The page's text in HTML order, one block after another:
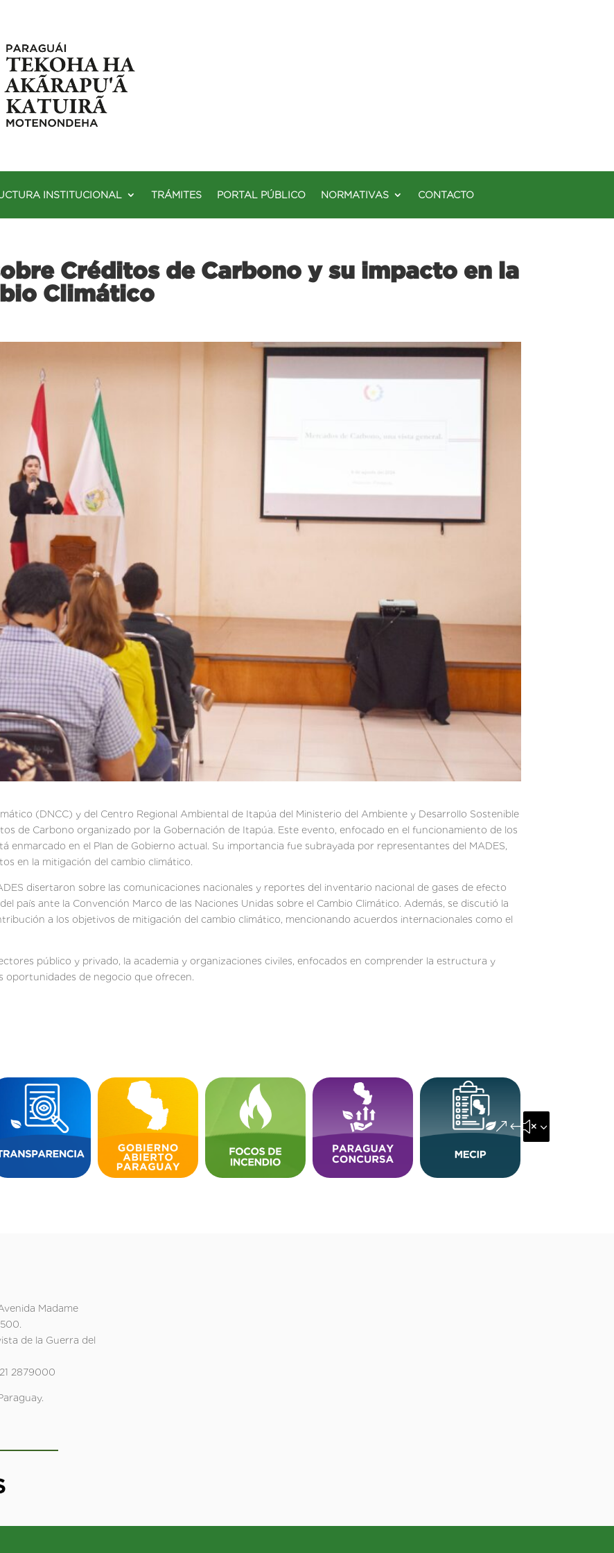
INSTITUCIONAL TRÁMITES PORTAL PÚBLICO NORMATIVAS CONTACTO
Créditos de Carbono y su impacto en la
Climático
(DNCC) y del Centro Regional Ambiental de Itapúa del Ministerio del Ambiente y Desarrollo Sostenible
de Carbono organizado por la Gobernación de Itapúa. Este evento, enfocado en el funcionamiento de los
enmarcado en el Plan de Gobierno actual. Su importancia fue subrayada por representantes del MADES,
en la mitigación del cambio climático.
disertaron sobre las comunicaciones nacionales y reportes del inventario nacional de gases de efecto
país ante la Convención Marco de las Naciones Unidas sobre el Cambio Climático. Además, se discutió la
a los objetivos de mitigación del cambio climático, mencionando acuerdos internacionales como el
público y privado, la academia y organizaciones civiles, enfocados en comprender la estructura y
oportunidades de negocio que ofrecen.
&#x35;
Madame
de la Guerra del
2879000